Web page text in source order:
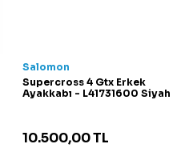
Salomon
Supercross 4 Gtx Erkek
Ayakkabı - L41731600 Siyah
10.500,00TL